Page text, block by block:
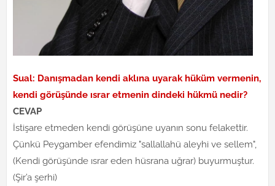
Sual: Danışmadan kendi aklına uyarak hüküm vermenin,
kendi görüşünde ısrar etmenin dindeki hükmü nedir?
CEVAP
İstişare etmeden kendi görüşüne uyanın sonu felakettir.
Çünkü Peygamber efendimiz "sallallahü aleyhi ve sellem",
(Kendi görüşünde ısrar eden hüsrana uğrar) buyurmuştur.
(Şir’a şerhi)